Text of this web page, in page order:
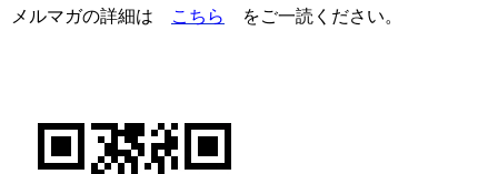
メルマガの詳細は こちら をご一読ください。